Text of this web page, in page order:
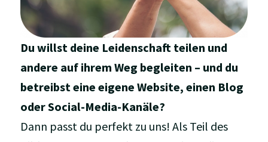
Du willst deine Leidenschaft teilen und
andere auf ihrem Weg begleiten – und du
betreibst eine eigene Website, einen Blog
oder Social-Media-Kanäle?
Dann passt du perfekt zu uns! Als Teil des